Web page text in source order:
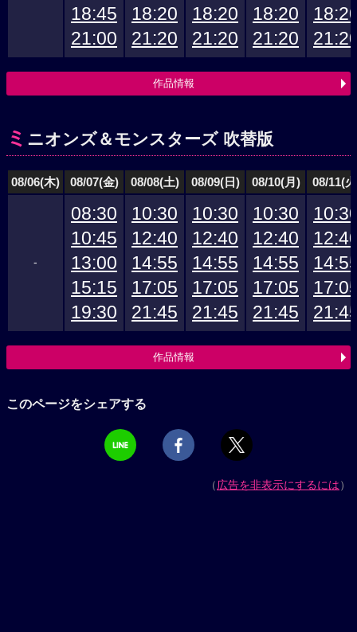
18:45
21:00
18:20
21:20
18:20
21:20
18:20
21:20
作品情報
ミ ニオンズ＆モンスターズ 吹替版
08/06(木) 08/07(金) 08/08(土) 08/09(日) 08/10(月) 08/11(
-
08:30
10:45
13:00
15:15
19:30
10:30
12:40
14:55
17:05
21:45
10:30
12:40
14:55
17:05
21:45
10:30
12:40
14:55
17:05
21:45
作品情報
このページをシェアする
（広告を非表示にするには）